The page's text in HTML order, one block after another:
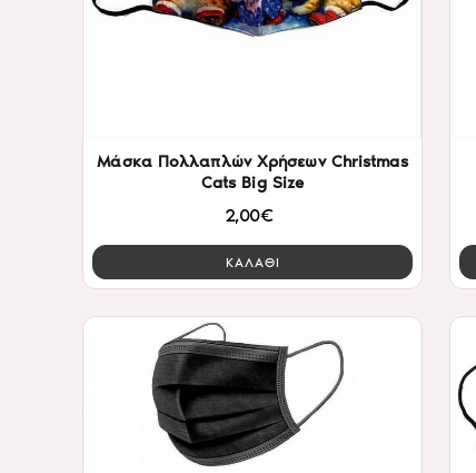
Μάσκα Πολλαπλών Χρήσεων Christmas
Cats Big Size
2,00€
ΚΑΛΑΘΙ